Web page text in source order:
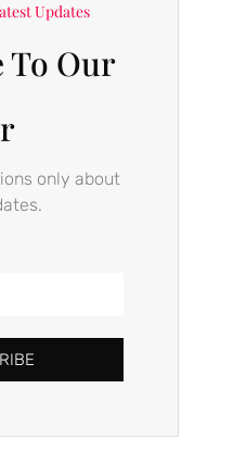
Updates
To Our
only about